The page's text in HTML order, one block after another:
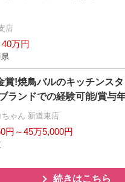
店
万円
賞!焼鳥バルのキッチンス
ランドでの経験可能/賞与
ゃん 新道東店
円～45万5,000円
続きはこちら